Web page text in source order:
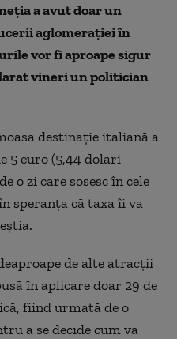
a avut doar un
aglomeraţiei în
vor fi aproape sigur
vineri un politician
destinaţie italiană a
5 euro (5,44 dolari
o zi care sosesc în cele
speranţa că taxa îi va
de alte atracţii
în aplicare doar 29 de
fiind urmată de o
a se decide cum va